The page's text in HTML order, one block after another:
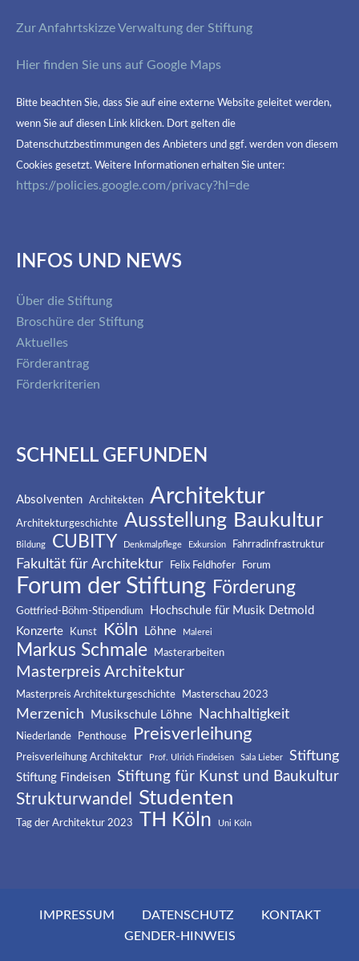
Zur Anfahrtskizze Verwaltung der Stiftung
Hier finden Sie uns auf Google Maps
Bitte beachten Sie, dass Sie auf eine externe Website geleitet werden,
wenn Sie auf diesen Link klicken. Dort gelten die
Datenschutzbestimmungen des Anbieters und ggf. werden von diesem
Cookies gesetzt. Weitere Informationen erhalten Sie unter:
https://policies.google.com/privacy?hl=de
INFOS UND NEWS
Über die Stiftung
Broschüre der Stiftung
Aktuelles
Förderantrag
Förderkriterien
SCHNELL GEFUNDEN
Absolventen Architekten Architektur
Architekturgeschichte Ausstellung Baukultur
Bildung CUBITY Denkmalpflege Exkursion Fahrradinfrastruktur
Fakultät für Architektur Felix Feldhofer Forum
Forum der Stiftung Förderung
Gottfried-Böhm-Stipendium
Hochschule für Musik Detmold
Konzerte
Kunst Köln Löhne Malerei
Markus Schmale Masterarbeiten
Masterpreis Architektur
Masterpreis Architekturgeschichte Masterschau 2023
Merzenich Musikschule Löhne Nachhaltigkeit
Niederlande Penthouse Preisverleihung
Preisverleihung Architektur Prof. Ulrich Findeisen Sala Lieber Stiftung
Stiftung Findeisen Stiftung für Kunst und Baukultur
Strukturwandel Studenten
Tag der Architektur 2023 TH Köln Uni Köln
IMPRESSUM DATENSCHUTZ
KONTAKT
GENDER-HINWEIS